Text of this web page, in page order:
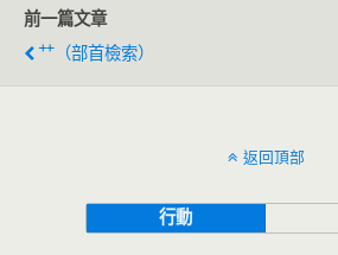
前一篇文章
⺿（部首檢索）
返回頂部
行動